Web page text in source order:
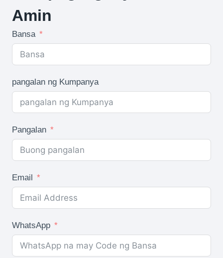
Amin
Bansa
pangalan ng Kumpanya
Pangalan
Email
WhatsApp